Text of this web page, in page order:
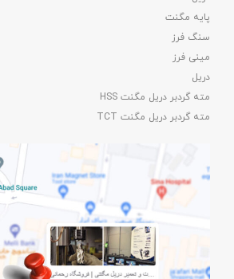
پایه مگنت
سنگ فرز
مینی فرز
دریل
مته گردبر دریل مگنت HSS
مته گردبر دریل مگنت TCT